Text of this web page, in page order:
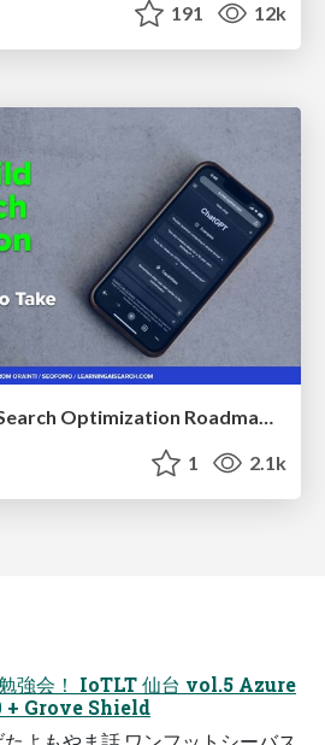
191 12k
1 2.1k
強会！ IoTLT 仙台 vol.5 Azure
+ Grove Shield
よもやま話 ワンフットシーバス